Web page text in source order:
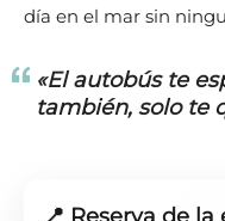
día en el mar sin
«El autobús te
también, solo te